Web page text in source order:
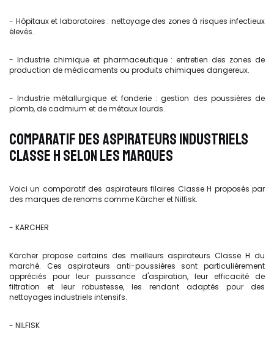
- Hôpitaux et laboratoires : nettoyage des zones à risques infectieux
élevés.
- Industrie chimique et pharmaceutique : entretien des zones de
production de médicaments ou produits chimiques dangereux.
- Industrie métallurgique et fonderie : gestion des poussières de
plomb, de cadmium et de métaux lourds.
COMPARATIF DES ASPIRATEURS INDUSTRIELS
CLASSE H SELON LES MARQUES
Voici un comparatif des aspirateurs filaires Classe H proposés par
des marques de renoms comme Kärcher et Nilfisk.
- KARCHER
Kärcher propose certains des meilleurs aspirateurs Classe H du
marché. Ces aspirateurs anti-poussières sont particulièrement
appréciés pour leur puissance d'aspiration, leur efficacité de
filtration et leur robustesse, les rendant adaptés pour des
nettoyages industriels intensifs.
- NILFISK